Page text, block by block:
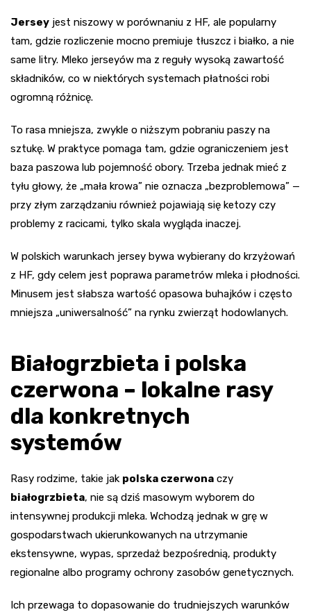
Jersey jest niszowy w porównaniu z HF, ale popularny
tam, gdzie rozliczenie mocno premiuje tłuszcz i białko, a nie
same litry. Mleko jerseyów ma z reguły wysoką zawartość
składników, co w niektórych systemach płatności robi
ogromną różnicę.
To rasa mniejsza, zwykle o niższym pobraniu paszy na
sztukę. W praktyce pomaga tam, gdzie ograniczeniem jest
baza paszowa lub pojemność obory. Trzeba jednak mieć z
tyłu głowy, że „mała krowa” nie oznacza „bezproblemowa” —
przy złym zarządzaniu również pojawiają się ketozy czy
problemy z racicami, tylko skala wygląda inaczej.
W polskich warunkach jersey bywa wybierany do krzyżowań
z HF, gdy celem jest poprawa parametrów mleka i płodności.
Minusem jest słabsza wartość opasowa buhajków i często
mniejsza „uniwersalność” na rynku zwierząt hodowlanych.
Białogrzbieta i polska
czerwona – lokalne rasy
dla konkretnych
systemów
Rasy rodzime, takie jak polska czerwona czy
białogrzbieta, nie są dziś masowym wyborem do
intensywnej produkcji mleka. Wchodzą jednak w grę w
gospodarstwach ukierunkowanych na utrzymanie
ekstensywne, wypas, sprzedaż bezpośrednią, produkty
regionalne albo programy ochrony zasobów genetycznych.
Ich przewaga to dopasowanie do trudniejszych warunków